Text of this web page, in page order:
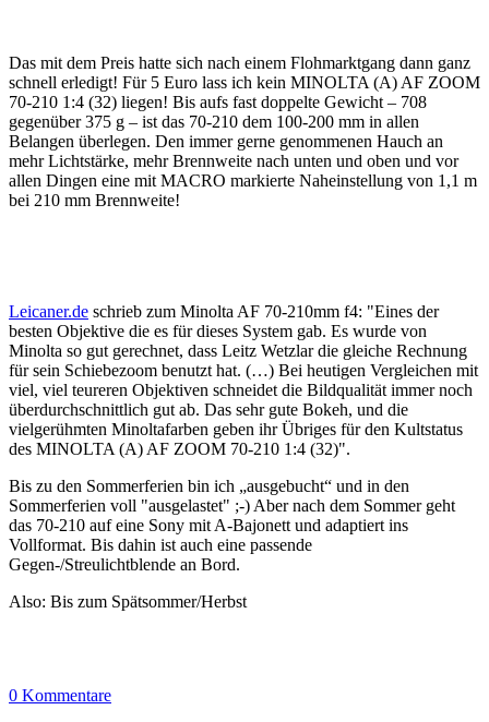
Das mit dem Preis hatte sich nach einem Flohmarktgang dann ganz
schnell erledigt! Für 5 Euro lass ich kein MINOLTA (A) AF ZOOM
70-210 1:4 (32) liegen! Bis aufs fast doppelte Gewicht – 708
gegenüber 375 g – ist das 70-210 dem 100-200 mm in allen
Belangen überlegen. Den immer gerne genommenen Hauch an
mehr Lichtstärke, mehr Brennweite nach unten und oben und vor
allen Dingen eine mit MACRO markierte Naheinstellung von 1,1 m
bei 210 mm Brennweite!
Leicaner.de schrieb zum Minolta AF 70-210mm f4: "Eines der
besten Objektive die es für dieses System gab. Es wurde von
Minolta so gut gerechnet, dass Leitz Wetzlar die gleiche Rechnung
für sein Schiebezoom benutzt hat. (…) Bei heutigen Vergleichen mit
viel, viel teureren Objektiven schneidet die Bildqualität immer noch
überdurchschnittlich gut ab. Das sehr gute Bokeh, und die
vielgerühmten Minoltafarben geben ihr Übriges für den Kultstatus
des MINOLTA (A) AF ZOOM 70-210 1:4 (32)".
Bis zu den Sommerferien bin ich „ausgebucht“ und in den
Sommerferien voll "ausgelastet" ;-) Aber nach dem Sommer geht
das 70-210 auf eine Sony mit A-Bajonett und adaptiert ins
Vollformat. Bis dahin ist auch eine passende
Gegen-/Streulichtblende an Bord.
Also: Bis zum Spätsommer/Herbst
0 Kommentare